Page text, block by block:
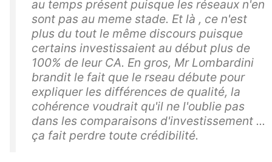
au temps présent puisque les réseaux n'en
sont pas au meme stade. Et là , ce n'est
plus du tout le même discours puisque
certains investissaient au début plus de
100% de leur CA. En gros, Mr Lombardini
brandit le fait que le rseau débute pour
expliquer les différences de qualité, la
cohérence voudrait qu'il ne l'oublie pas
dans les comparaisons d'investissement ...
ça fait perdre toute crédibilité.